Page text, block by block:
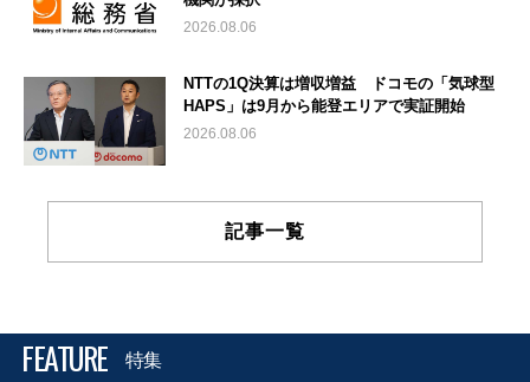
2026.08.06
NTTの1Q決算は増収増益 ドコモの「気球型
HAPS」は9月から能登エリアで実証開始
2026.08.06
記事一覧
FEATURE 特集